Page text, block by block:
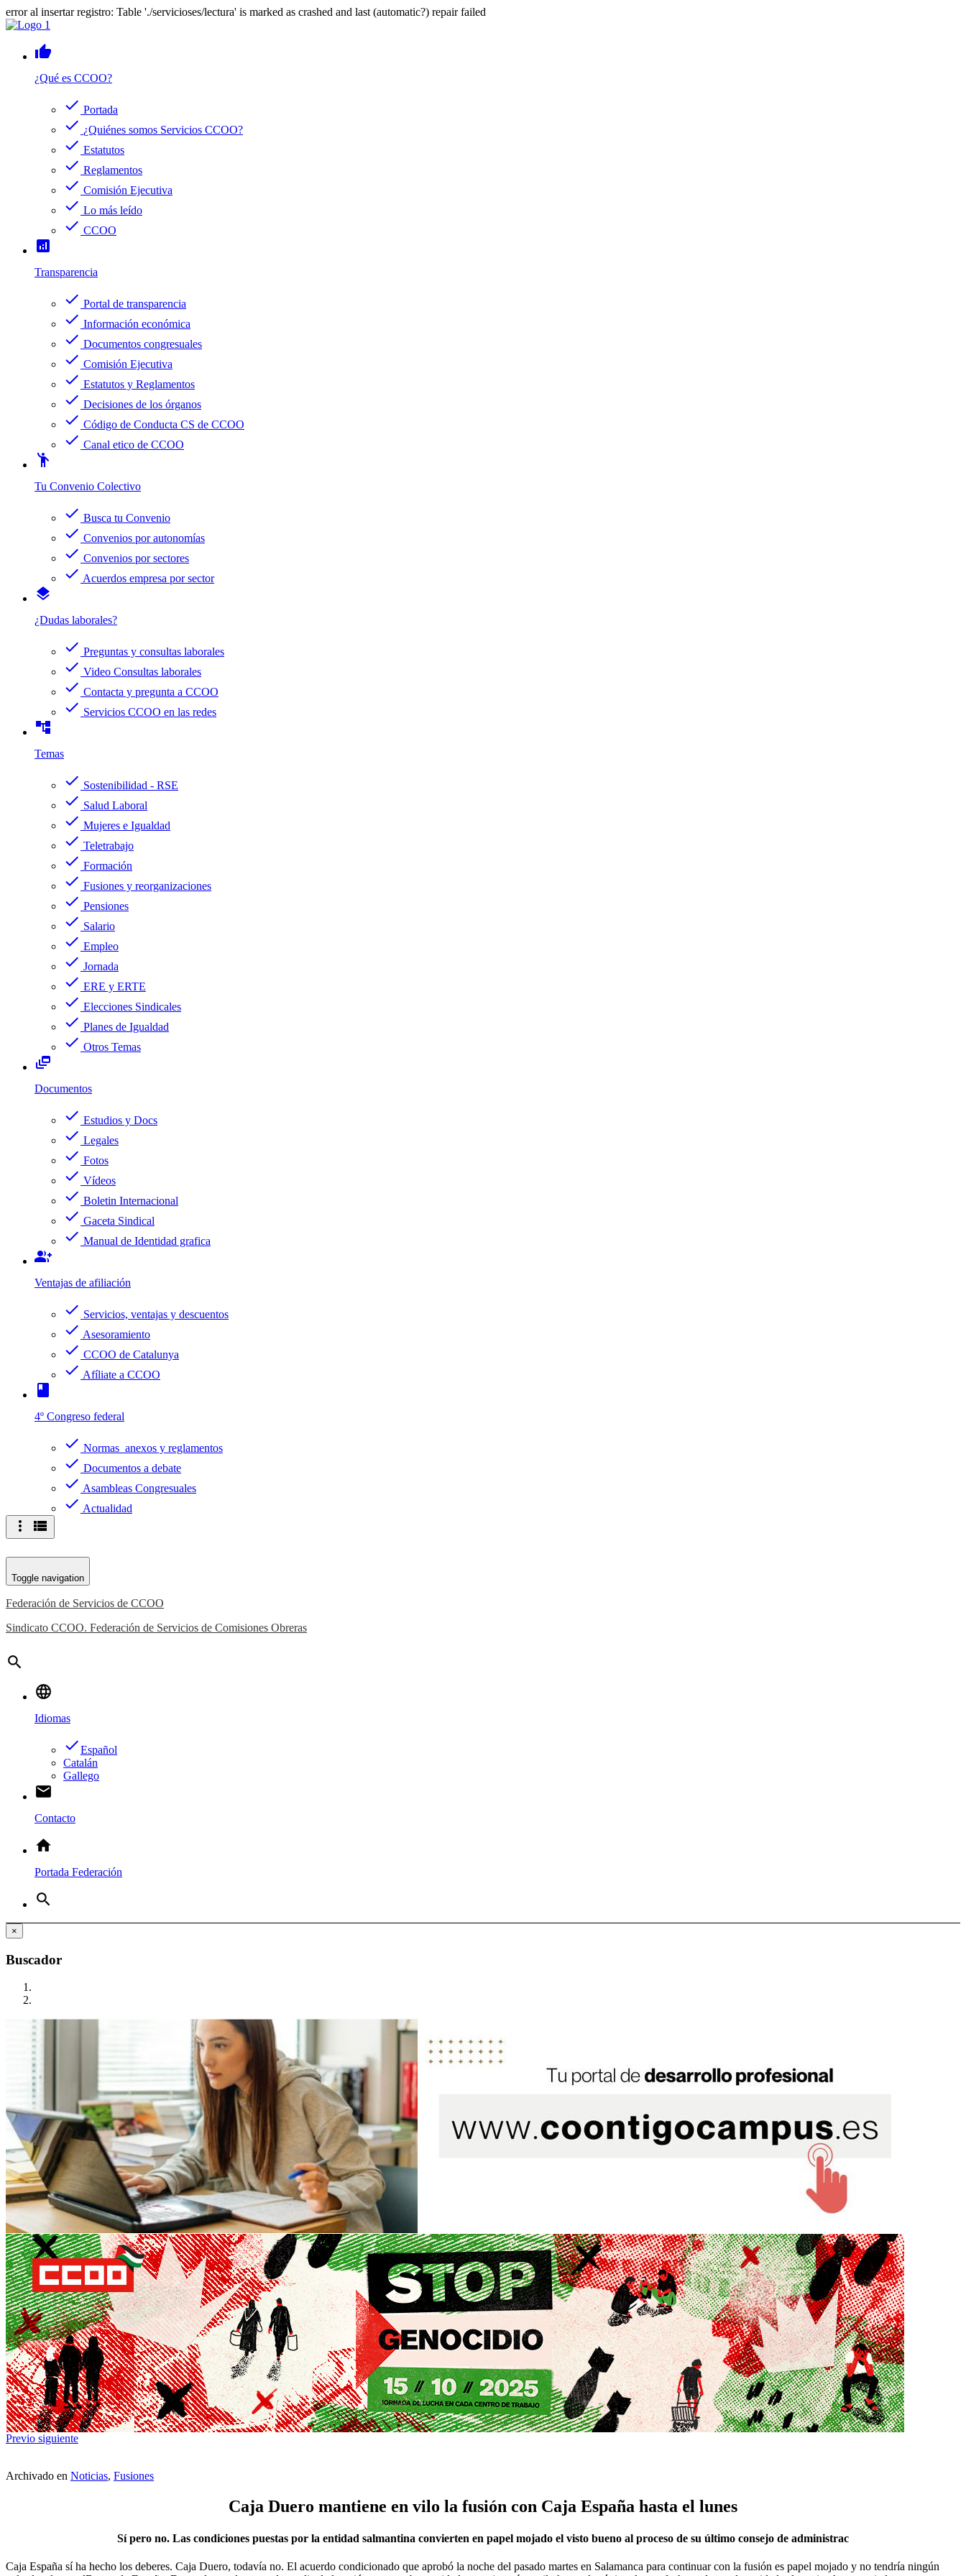
error al insertar registro: Table './servicioses/lectura' is marked as crashed and last (automatic?) repair failed
thumb_up
¿Qué es CCOO?
check Portada
check ¿Quiénes somos Servicios CCOO?
check Estatutos
check Reglamentos
check Comisión Ejecutiva
check Lo más leído
check CCOO
analytics
Transparencia
check Portal de transparencia
check Información económica
check Documentos congresuales
check Comisión Ejecutiva
check Estatutos y Reglamentos
check Decisiones de los órganos
check Código de Conducta CS de CCOO
check Canal etico de CCOO
emoji_people
Tu Convenio Colectivo
check Busca tu Convenio
check Convenios por autonomías
check Convenios por sectores
check Acuerdos empresa por sector
layers
¿Dudas laborales?
check Preguntas y consultas laborales
check Video Consultas laborales
check Contacta y pregunta a CCOO
check Servicios CCOO en las redes
account_tree
Temas
check Sostenibilidad - RSE
check Salud Laboral
check Mujeres e Igualdad
check Teletrabajo
check Formación
check Fusiones y reorganizaciones
check Pensiones
check Salario
check Empleo
check Jornada
check ERE y ERTE
check Elecciones Sindicales
check Planes de Igualdad
check Otros Temas
dynamic_feed
Documentos
check Estudios y Docs
check Legales
check Fotos
check Vídeos
check Boletin Internacional
check Gaceta Sindical
check Manual de Identidad grafica
group_add
Ventajas de afiliación
check Servicios, ventajas y descuentos
check Asesoramiento
check CCOO de Catalunya
check Afíliate a CCOO
book
4º Congreso federal
check Normas anexos y reglamentos
check Documentos a debate
check Asambleas Congresuales
check Actualidad
more_vert view_list
Toggle navigation
Federación de Servicios de CCOO
Sindicato CCOO. Federación de Servicios de Comisiones Obreras
search
language
Idiomas
doneEspañol
Catalán
Gallego
email
Contacto
home
Portada Federación
search
×
Buscador
Previo siguiente
Archivado en Noticias, Fusiones
Caja Duero mantiene en vilo la fusión con Caja España hasta el lunes
Sí pero no. Las condiciones puestas por la entidad salmantina convierten en papel mojado el visto bueno al proceso de su último consejo de administrac
Caja España sí ha hecho los deberes. Caja Duero, todavía no. El acuerdo condicionado que aprobó la noche del pasado martes en Salamanca para continuar con la fusión es papel mojado y no tendría ningún